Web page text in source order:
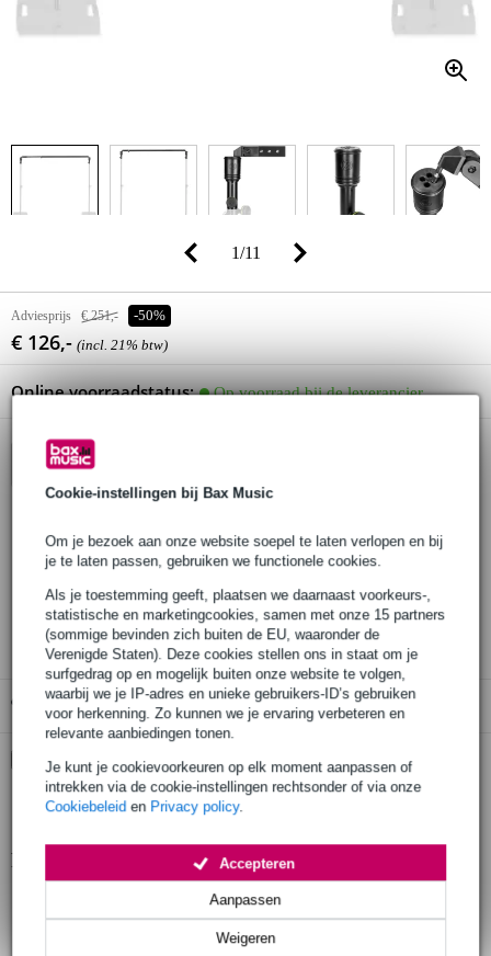
Cookie-instellingen bij Bax Music
Om je bezoek aan onze website soepel te laten verlopen en bij
je te laten passen, gebruiken we functionele cookies.
Als je toestemming geeft, plaatsen we daarnaast voorkeurs-,
statistische en marketingcookies, samen met onze 15 partners
(sommige bevinden zich buiten de EU, waaronder de
Verenigde Staten). Deze cookies stellen ons in staat om je
surfgedrag op en mogelijk buiten onze website te volgen,
waarbij we je IP-adres en unieke gebruikers-ID’s gebruiken
voor herkenning. Zo kunnen we je ervaring verbeteren en
relevante aanbiedingen tonen.
Je kunt je cookievoorkeuren op elk moment aanpassen of
intrekken via de cookie-instellingen rechtsonder of via onze
Cookiebeleid en Privacy policy.
Weigeren
Aanpassen
Accepteren
1/11
Adviesprijs € 251,- -50%
€ 126,- (incl. 21% btw)
Online voorraadstatus: Op voorraad bij de leverancier
Bestel voor 23:00 = over circa 3 werkdagen in huis
3 jaar Bax Music garantie
Gratis ophalen in de winkel
Kies nu voor 2 jaar extra Bax Music garantie en meer
voordelen
€ 6,30 eenmalig
Productinformatie
PAD T horizontale telescoop stang